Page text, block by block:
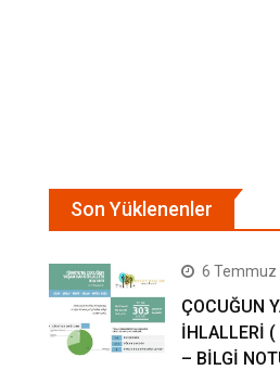
Son Yüklenenler
6 Temmuz
ÇOCUĞUN
İHLALLERİ
– BİLGİ